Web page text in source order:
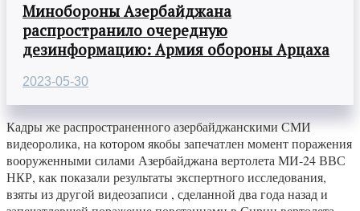
Минобороны Азербайджана
распространило очередную
дезинформацию: Армия обороны Арцаха
2023-05-30
Кадры же распространенного азербайджанскими СМИ
видеоролика, на котором якобы запечатлен момент поражения
вооруженными силами Азербайджана вертолета МИ-24 ВВС
НКР, как показали результаты экспертного исследования,
взяты из другой видеозаписи , сделанной два года назад и